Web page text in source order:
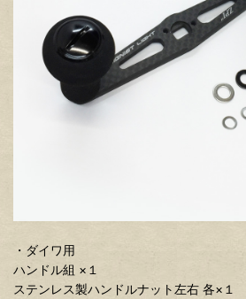
・ダイワ用
ハンドル組 ×１
ステンレス製ハンドルナット左右 各×１